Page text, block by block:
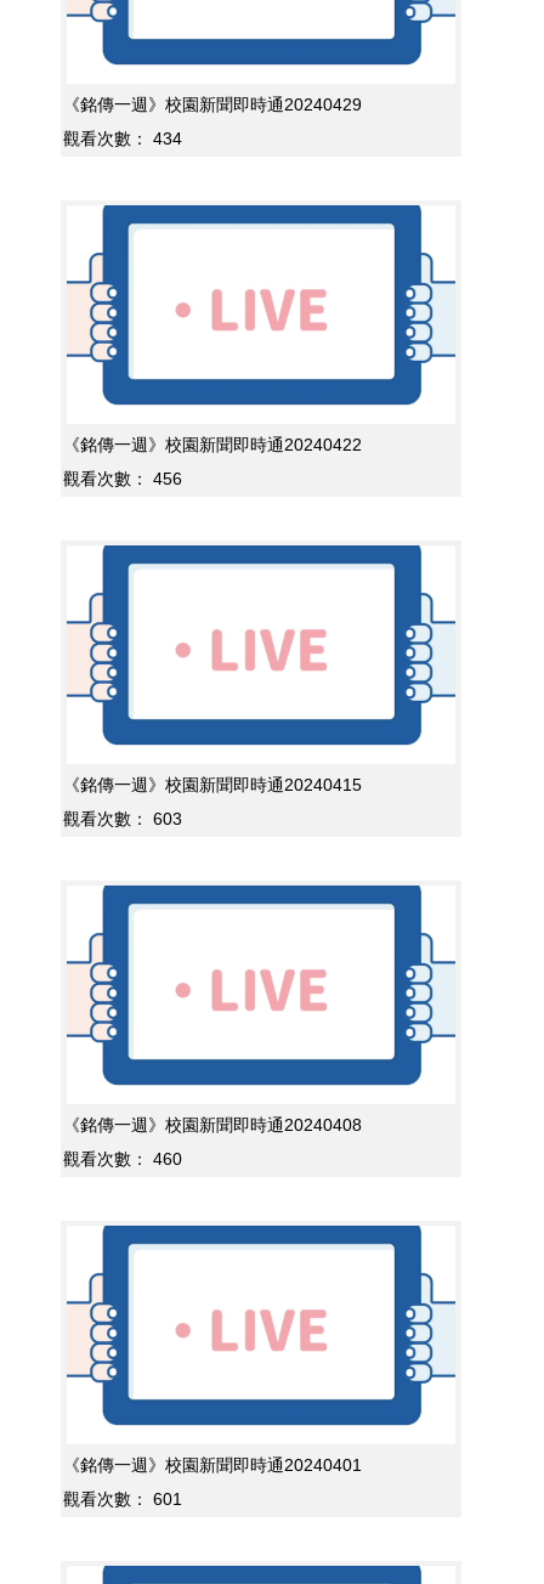
《銘傳一週》校園新聞即時通20240429
觀看次數：
434
《銘傳一週》校園新聞即時通20240422
觀看次數：
456
《銘傳一週》校園新聞即時通20240415
觀看次數：
603
《銘傳一週》校園新聞即時通20240408
觀看次數：
460
《銘傳一週》校園新聞即時通20240401
觀看次數：
601